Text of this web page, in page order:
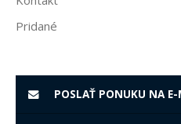
Pridané
POSLAŤ PONUKU NA E-